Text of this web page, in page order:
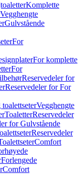
Komplette
Vegghengte
Gulvstående
For
For komplette
For
Reservedeler for
Reservedeler for For
Vegghengte
ToaletterReservedeler
for Gulvstående
Reservedeler
Comfort
Forlengede
Comfort